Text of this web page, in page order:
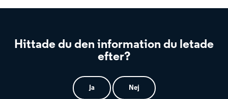
Hittade du den information du letade
efter?
Ja Nej